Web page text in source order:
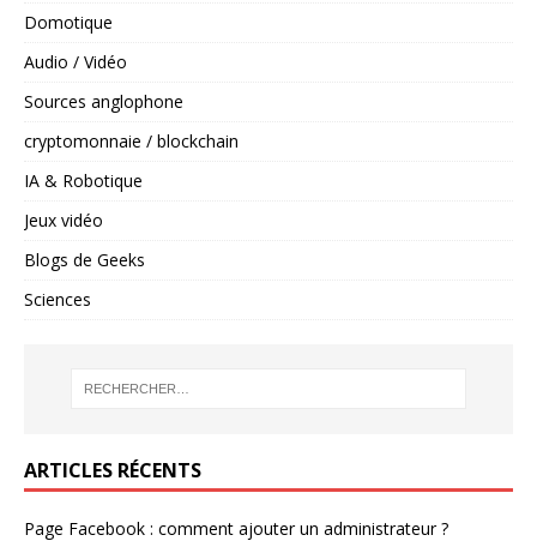
Domotique
Audio / Vidéo
Sources anglophone
cryptomonnaie / blockchain
IA & Robotique
Jeux vidéo
Blogs de Geeks
Sciences
ARTICLES RÉCENTS
Page Facebook : comment ajouter un administrateur ?